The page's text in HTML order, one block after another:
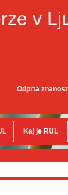
v
Odprta znanost
Kaj je RUL